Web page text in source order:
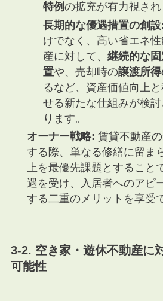
特例の拡充が有力視され
長期的な優遇措置の創
けでなく、高い省エネ
産に対して、 継続的な
置や、売却時の譲渡所
るなど、資産価値向上
せる新たな仕組みが検
ります。
オーナー戦略: 賃貸不動産
する際、単なる修繕に留ま
上を最優先課題とすること
遇を受け、入居者へのアピ
する二重のメリットを享受
3-2. 空き家・遊休不動産に
可能性